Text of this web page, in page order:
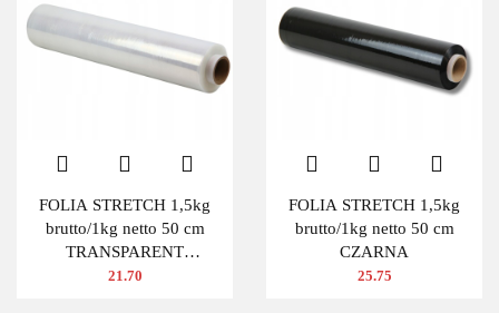
FOLIA STRETCH 1,5kg
brutto/1kg netto 50 cm
TRANSPARENT
BEZBARWNA
21.70
FOLIA STRETCH 1,5kg
brutto/1kg netto 50 cm
CZARNA
25.75